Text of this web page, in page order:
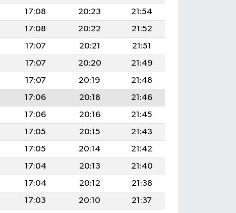
17:08 20:23
21:54
17:08 20:22
21:52
17:07 20:21
21:51
17:07 20:20
21:49
17:07 20:19
21:48
17:06 20:18
21:46
17:06 20:16
21:45
17:05 20:15
21:43
17:05 20:14
21:42
17:04 20:13
21:40
17:04 20:12
21:38
17:03 20:10
21:37